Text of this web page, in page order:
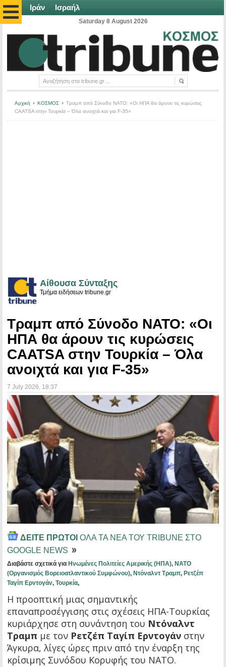
Ιράν Ισραήλ
Saturday 8 August 2026
Αρχική ΚΟΣΜΟΣ
Τραμπ από Σύνοδο ΝΑΤΟ: «Οι ΗΠΑ θα άρουν τις κυρώσεις
CAATSA στην Τουρκία – Όλα ανοιχτά και για F-35»
Αίθουσα Σύνταξης
Τμήμα ειδήσεων tribune.gr
Τραμπ από Σύνοδο ΝΑΤΟ: «Οι
ΗΠΑ θα άρουν τις κυρώσεις
CAATSA στην Τουρκία – Όλα
ανοιχτά και για F-35»
7 July 2026 , 18:37
ΔΕΙΤΕ ΠΡΩΤΟΙ ΟΛΑ ΤΑ ΝΕΑ ΤΟΥ TRIBUNE ΣΤΟ
GOOGLE NEWS
Διαβάστε σχετικά για Ηνωμένες Πολιτείες Αμερικής (ΗΠΑ), ΝΑΤΟ
(Οργανισμός Βορειοατλαντικού Συμφώνου), Ντόναλντ Τραμπ, Ρετζέπ
Ταγίπ Ερντογάν, Τουρκία,
Η προοπτική μιας σημαντικής
επαναπροσέγγισης στις σχέσεις ΗΠΑ-Τουρκίας
κυριάρχησε στη συνάντηση του Ντόναλντ
Τραμπ με τον Ρετζέπ Ταγίπ Ερντογάν στην
Άγκυρα, λίγες ώρες πριν από την έναρξη της
κρίσιμης Συνόδου Κορυφής του ΝΑΤΟ.